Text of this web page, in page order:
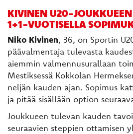
KIVINEN U20-
1+1-VUOTISELLA
Niko Kivinen, 36, on Sportin
päävalmentaja tulevasta
aiemmin valmennusurallaan
Mestiksessä Kokkolan
neljän kauden ajan. Sopimus
ja pitää sisällään option
Joukkueen tulevan kauden
seuraavien steppien ottamisen